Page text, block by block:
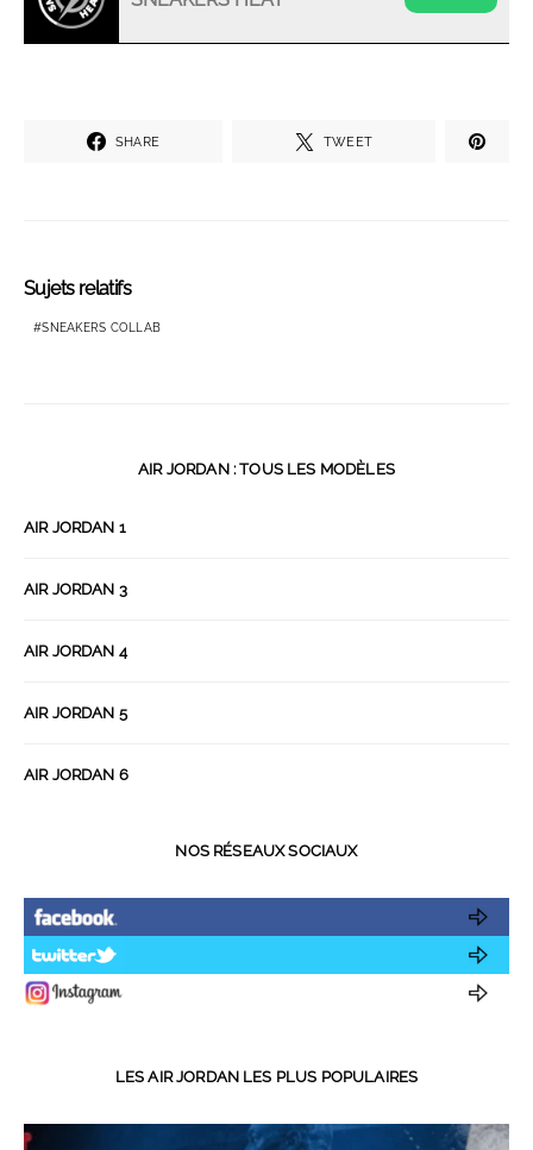
SHARE TWEET
Sujets relatifs
SNEAKERS COLLAB
AIR JORDAN : TOUS LES MODÈLES
AIR JORDAN 1
AIR JORDAN 3
AIR JORDAN 4
AIR JORDAN 5
AIR JORDAN 6
NOS RÉSEAUX SOCIAUX
LES AIR JORDAN LES PLUS POPULAIRES